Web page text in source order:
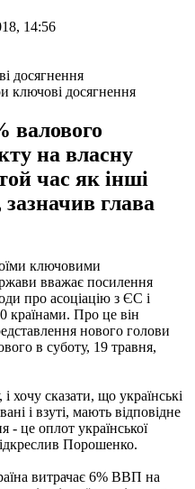
14:56
ключові досягнення
валового
на власну
час як інші
глава
ключовими
вважає посилення
про асоціацію з ЄС і
країнами. Про це він
нового голови
в суботу, 19 травня,
хочу сказати, що українські
і взуті, мають відповідне
- це оплот української
Порошенко.
витрачає 6% ВВП на